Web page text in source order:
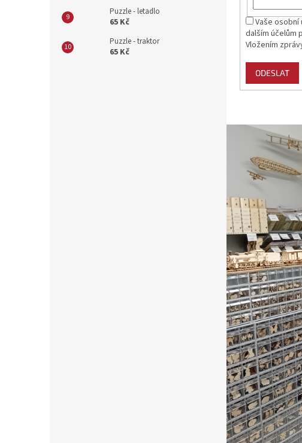
Puzzle - letadlo
65 Kč
Puzzle - traktor
65 Kč
Vaše
dalším účelům
Vložením
ODESLAT